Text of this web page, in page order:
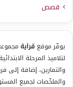
قصص
يوفّر موقع قراية
لتلاميذ المرحلة
والتمارين، إضافة إلى
والملخّصات لجميع